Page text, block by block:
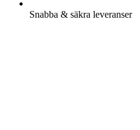
Snabba & säkra leveranser